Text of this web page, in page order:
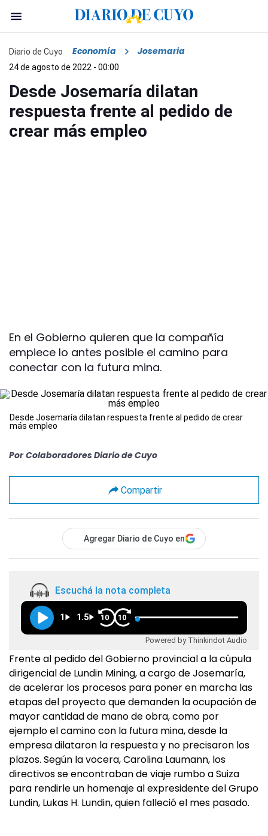
Diario de Cuyo Economía Josemaria
24 de agosto de 2022 - 00:00
Desde Josemaría dilatan
respuesta frente al pedido de
crear más empleo
En el Gobierno quieren que la compañía
empiece lo antes posible el camino para
conectar con la futura mina.
Desde Josemaría dilatan respuesta frente al pedido de crear
más empleo
Por Colaboradores Diario de Cuyo
Compartir
Agregar Diario de Cuyo en
Escuchá la nota completa
1 1.5 10 10
Powered by Thinkindot Audio
Frente al pedido del Gobierno provincial a la cúpula
dirigencial de Lundin Mining, a cargo de Josemaría,
de acelerar los procesos para poner en marcha las
etapas del proyecto que demanden la ocupación de
mayor cantidad de mano de obra, como por
ejemplo el camino con la futura mina, desde la
empresa dilataron la respuesta y no precisaron los
plazos. Según la vocera, Carolina Laumann, los
directivos se encontraban de viaje rumbo a Suiza
para rendirle un homenaje al expresidente del Grupo
Lundin, Lukas H. Lundin, quien falleció el mes pasado.